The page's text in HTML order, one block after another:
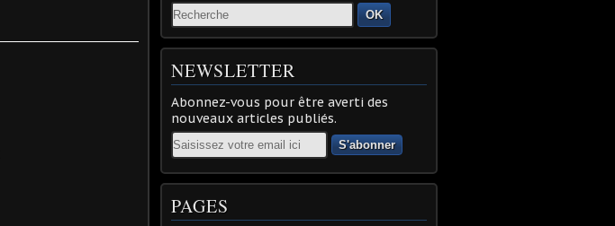
OK
NEWSLETTER
Abonnez-vous pour être averti des
nouveaux articles publiés.
Email
PAGES